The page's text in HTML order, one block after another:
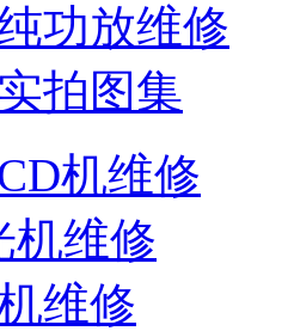
功放维修
拍图集
机维修
机维修
维修